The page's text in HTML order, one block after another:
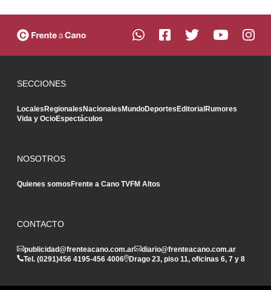
SECCIONES
LocalesRegionalesNacionalesMundoDeportesEditorialRumores
Vida y OcioEspectáculos
NOSOTROS
Quienes somosFrente a Cano TVFM Altos
CONTACTO
publicidad@frenteacano.com.ar
diario@frenteacano.com.ar
Tel. (0291)456 4195-456 4006 Drago 23, piso 11, oficinas 6, 7 y 8